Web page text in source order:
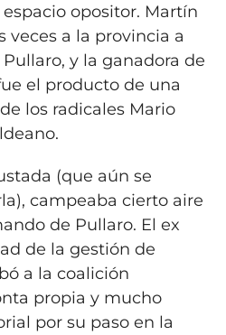
opositor. Martín
veces a la provincia a
y la ganadora de
el producto de una
los radicales Mario
(que aún se
campeaba cierto aire
de Pullaro. El ex
de la gestión de
a la coalición
propia y mucho
por su paso en la